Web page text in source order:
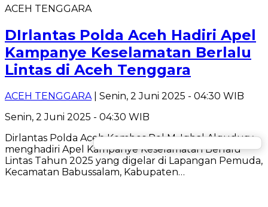
ACEH TENGGARA
DIrlantas Polda Aceh Hadiri Apel
Kampanye Keselamatan Berlalu
Lintas di Aceh Tenggara
ACEH TENGGARA | Senin, 2 Juni 2025 - 04:30 WIB
Senin, 2 Juni 2025 - 04:30 WIB
Dirlantas Polda Aceh Kombes Pol M. Iqbal Alqudusy
menghadiri Apel Kampanye Keselamatan Berlalu
Lintas Tahun 2025 yang digelar di Lapangan Pemuda,
Kecamatan Babussalam, Kabupaten…